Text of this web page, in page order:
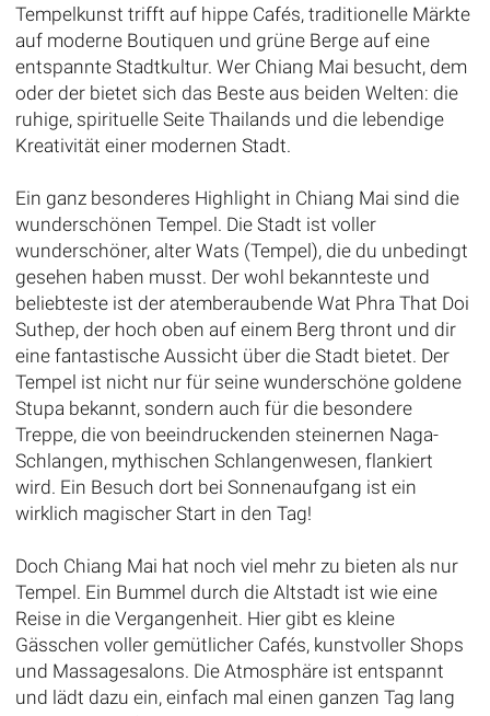
Tempelkunst trifft auf hippe Cafés, traditionelle Märkte
auf moderne Boutiquen und grüne Berge auf eine
entspannte Stadtkultur. Wer Chiang Mai besucht, dem
oder der bietet sich das Beste aus beiden Welten: die
ruhige, spirituelle Seite Thailands und die lebendige
Kreativität einer modernen Stadt.
Ein ganz besonderes Highlight in Chiang Mai sind die
wunderschönen Tempel. Die Stadt ist voller
wunderschöner, alter Wats (Tempel), die du unbedingt
gesehen haben musst. Der wohl bekannteste und
beliebteste ist der atemberaubende Wat Phra That Doi
Suthep, der hoch oben auf einem Berg thront und dir
eine fantastische Aussicht über die Stadt bietet. Der
Tempel ist nicht nur für seine wunderschöne goldene
Stupa bekannt, sondern auch für die besondere
Treppe, die von beeindruckenden steinernen Naga-
Schlangen, mythischen Schlangenwesen, flankiert
wird. Ein Besuch dort bei Sonnenaufgang ist ein
wirklich magischer Start in den Tag!
Doch Chiang Mai hat noch viel mehr zu bieten als nur
Tempel. Ein Bummel durch die Altstadt ist wie eine
Reise in die Vergangenheit. Hier gibt es kleine
Gässchen voller gemütlicher Cafés, kunstvoller Shops
und Massagesalons. Die Atmosphäre ist entspannt
und lädt dazu ein, einfach mal einen ganzen Tag lang